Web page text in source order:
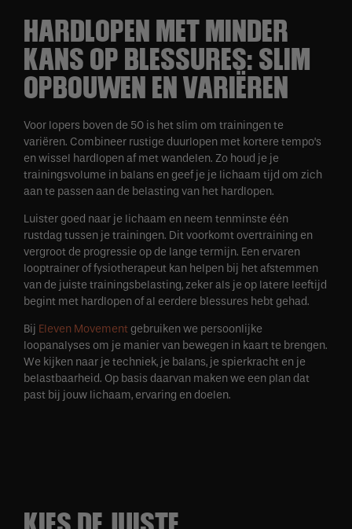
HARDLOPEN MET MINDER
KANS OP BLESSURES: SLIM
OPBOUWEN EN VARIËREN
Voor lopers boven de 50 is het slim om trainingen te
variëren. Combineer rustige duurlopen met kortere tempo’s
en wissel hardlopen af met wandelen. Zo houd je je
trainingsvolume in balans en geef je je lichaam tijd om zich
aan te passen aan de belasting van het hardlopen.
Luister goed naar je lichaam en neem tenminste één
rustdag tussen je trainingen. Dit voorkomt overtraining en
vergroot de progressie op de lange termijn. Een ervaren
looptrainer of fysiotherapeut kan helpen bij het afstemmen
van de juiste trainingsbelasting, zeker als je op latere leeftijd
begint met hardlopen of al eerdere blessures hebt gehad.
Bij Eleven Movementgebruiken we persoonlijke
loopanalyses om je manier van bewegen in kaart te brengen.
We kijken naar je techniek, je balans, je spierkracht en je
belastbaarheid. Op basis daarvan maken we een plan dat
past bij jouw lichaam, ervaring en doelen.